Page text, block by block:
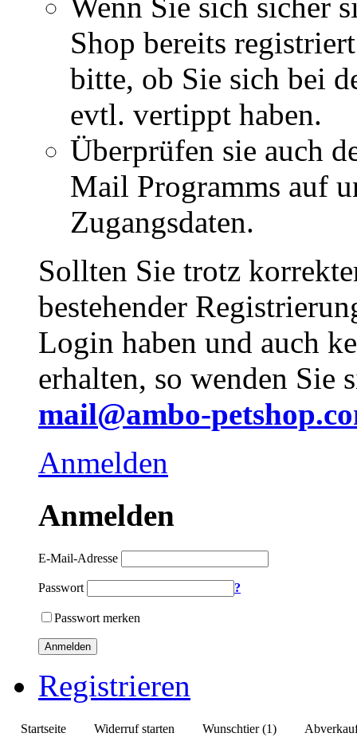
Shop bereits
bitte, ob Sie sich bei
evtl. vertippt haben.
Überprüfen sie auch
Mail Programms auf
Zugangsdaten.
Sollten Sie trotz
bestehender
Login haben und auch
erhalten, so wenden
mail@ambo-
Anmelden
Anmelden
E-Mail-Adresse
Passwort ?
Passwort merken
Anmelden
Registrieren
Startseite Widerruf starten Wunschtier (1)